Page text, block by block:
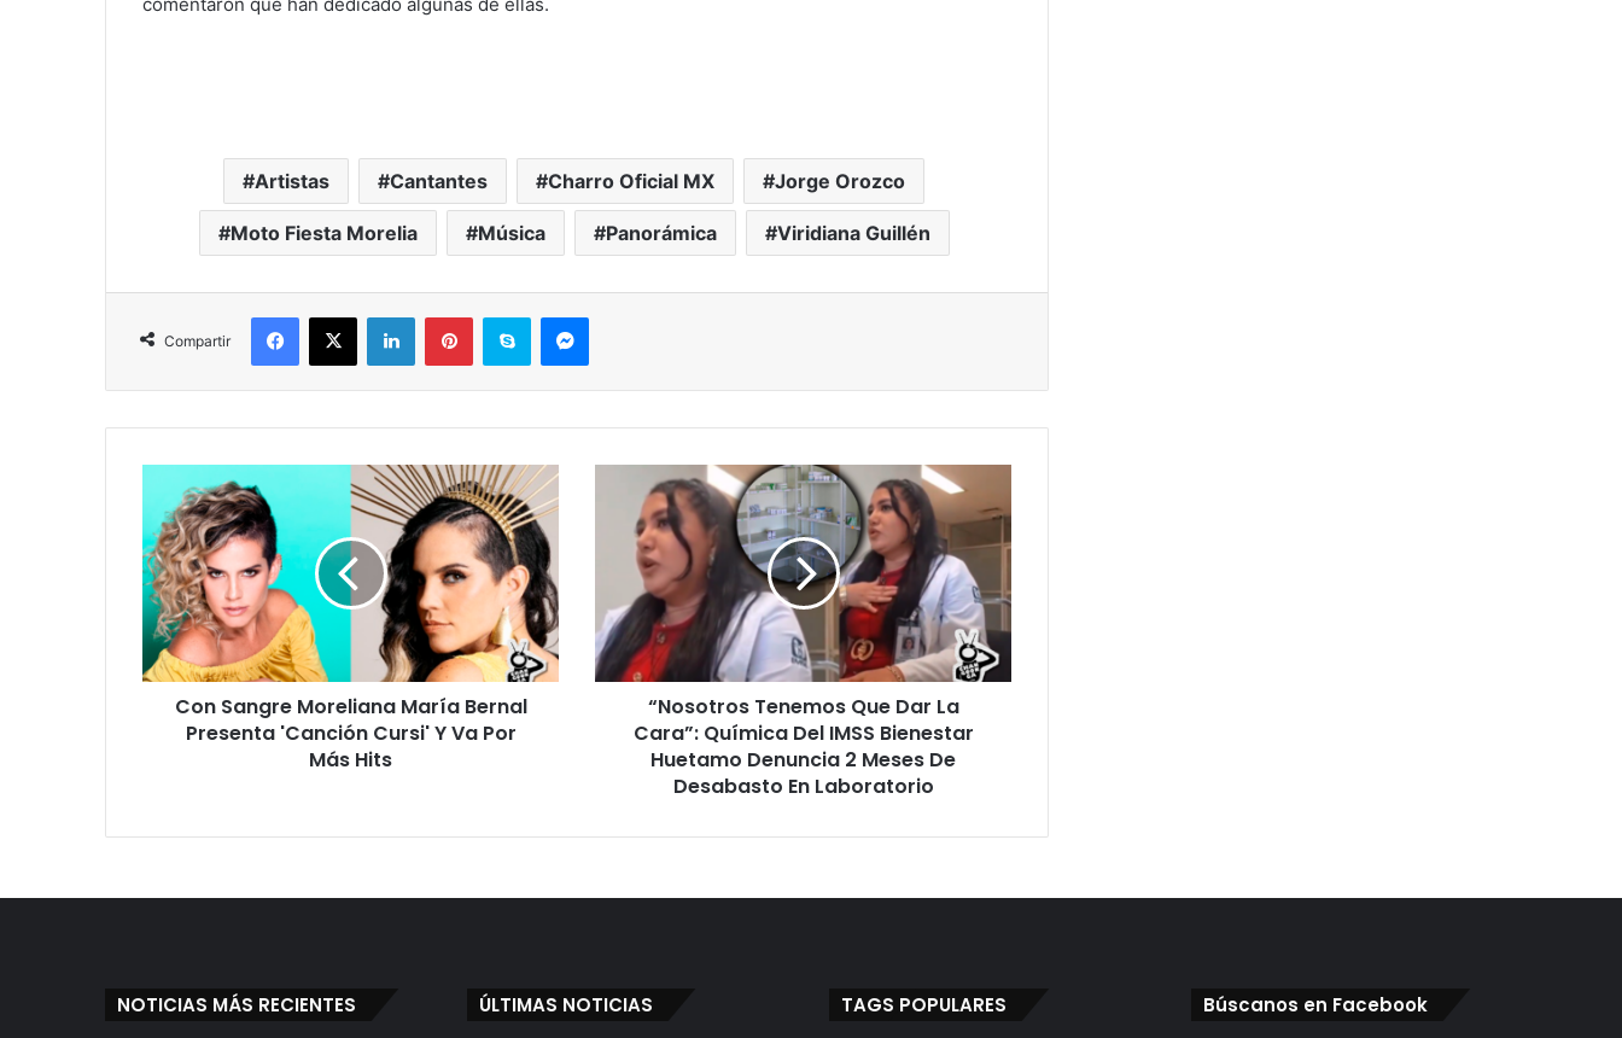
Artistas Cantantes Charro Oficial MX Jorge Orozco
Moto Fiesta Morelia Música Panorámica Viridiana Guillén
Compartir
Facebook
X LinkedInPinterestSkype Messenger
Sangre
Moreliana
María
Bernal
Presenta
'Canción
Cursi'
Y
Con Sangre Moreliana María Bernal
Presenta 'Canción Cursi' Y Va Por
Más Hits
“Nosotros
Tenemos
Cara”:
Química
Del
IMSS
Bienestar
Huetamo
Denuncia
“Nosotros Tenemos Que Dar La
Cara”: Química Del IMSS Bienestar
Huetamo Denuncia 2 Meses De
Desabasto En Laboratorio
NOTICIAS MÁS RECIENTES ÚLTIMAS NOTICIAS TAGS POPULARES Búscanos en Facebook